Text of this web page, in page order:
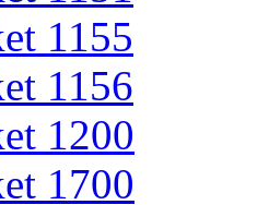
1155
1156
1200
1700